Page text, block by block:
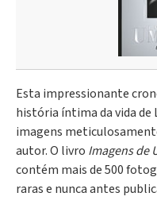
Esta impressionante
história íntima da vida de
imagens
autor. O livro Imagens de
contém mais de 500
raras e nunca antes